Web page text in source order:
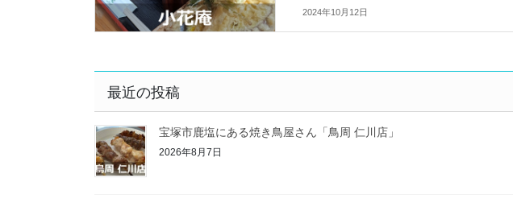
2024年10月12日
最近の投稿
宝塚市鹿塩にある焼き鳥屋さん「鳥周 仁川店」
2026年8月7日